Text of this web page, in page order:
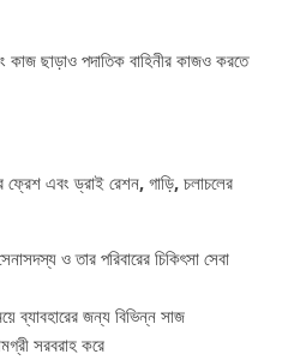
কাজ ছাড়াও পদাতিক বাহিনীর কাজও করতে
ফ্রেশ এবং ড্রাই রেশন, গাড়ি, চলাচলের
ও তার পরিবারের চিকিৎসা সেবা
ব্যাবহারের জন্য বিভিন্ন সাজ
সরবরাহ করে